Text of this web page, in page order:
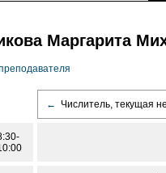
Маргарита
← Числитель, текущая